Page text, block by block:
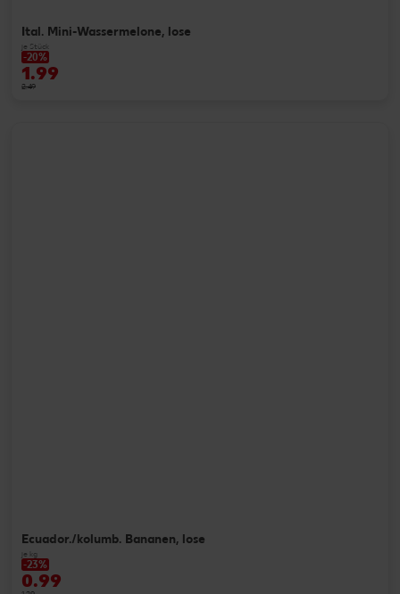
Ital. Mini-Wassermelone, lose
je Stück
-20%
1.99
2.49
Ecuador./kolumb. Bananen, lose
je kg
-23%
0.99